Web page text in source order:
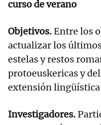
curso de verano
Objetivos.Entre los
actualizar los
estelas y restos
protoeuskericas y
extensión lingüística
Investigadores.